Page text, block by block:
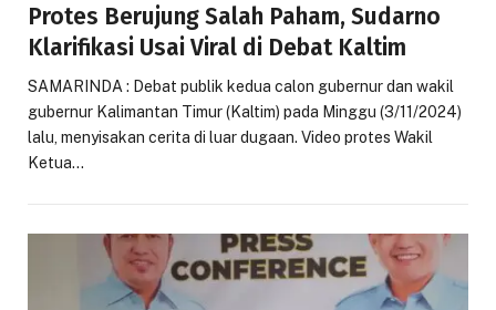
Protes Berujung Salah Paham, Sudarno
Klarifikasi Usai Viral di Debat Kaltim
SAMARINDA : Debat publik kedua calon gubernur dan wakil
gubernur Kalimantan Timur (Kaltim) pada Minggu (3/11/2024)
lalu, menyisakan cerita di luar dugaan. Video protes Wakil
Ketua…